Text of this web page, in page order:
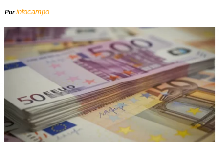
Porinfocampo